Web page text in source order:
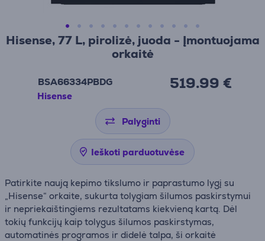
Hisense, 77 L, pirolizė, juoda - Įmontuojama
orkaitė
BSA66334PBDG
Hisense
519.99 €
Palyginti
Ieškoti parduotuvėse
Patirkite naują kepimo tikslumo ir paprastumo lygį su
„Hisense“ orkaite, sukurta tolygiam šilumos paskirstymui
ir nepriekaištingiems rezultatams kiekvieną kartą. Dėl
tokių funkcijų kaip tolygus šilumos paskirstymas,
automatinės programos ir didelė talpa, ši orkaitė